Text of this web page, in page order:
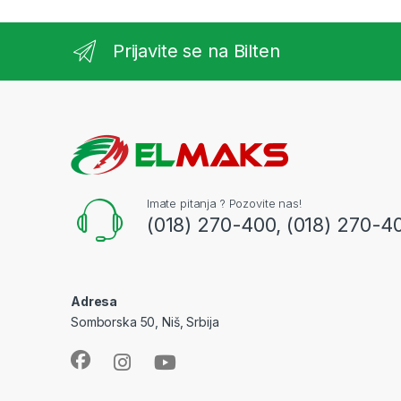
Prijavite se na Bilten
Imate pitanja ? Pozovite nas!
(018) 270-400, (018) 270-
Adresa
Somborska 50, Niš, Srbija